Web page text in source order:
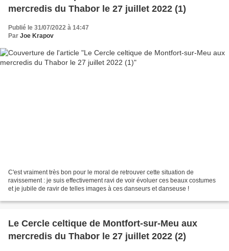
mercredis du Thabor le 27 juillet 2022 (1)
Publié le 31/07/2022 à 14:47
Par Joe Krapov
C'est vraiment très bon pour le moral de retrouver cette situation de
ravissement : je suis effectivement ravi de voir évoluer ces beaux costumes
et je jubile de ravir de telles images à ces danseurs et danseuse !
Le Cercle celtique de Montfort-sur-Meu aux
mercredis du Thabor le 27 juillet 2022 (2)